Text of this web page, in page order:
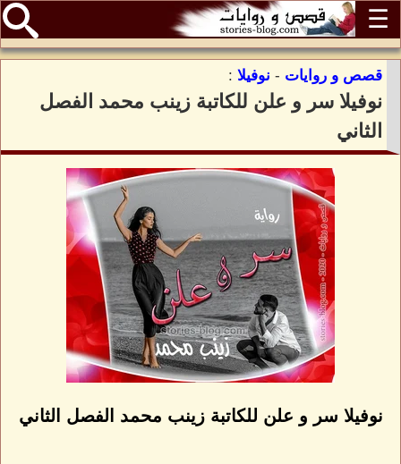
☰
قصص و روايات - نوفيلا :
نوفيلا سر و علن للكاتبة زينب محمد الفصل
الثاني
نوفيلا سر و علن للكاتبة زينب محمد الفصل الثاني